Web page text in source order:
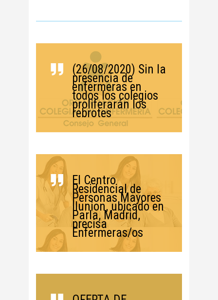
(26/08/2020) Sin la
presencia de
enfermeras en
todos los colegios
proliferarán los
rebrotes
El Centro
Residencial de
Personas Mayores
Ilunion, ubicado en
Parla, Madrid,
precisa
Enfermeras/os